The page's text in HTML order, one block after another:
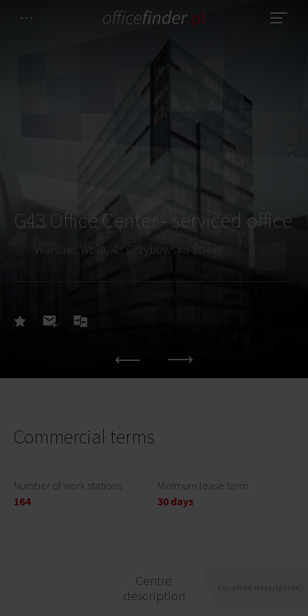
G43 Office Center - serviced office
Warsaw, Wola, 43 Grzybowska Street
Commercial terms
Number of work stations
164
Minimum lease term
30 days
Centre
description